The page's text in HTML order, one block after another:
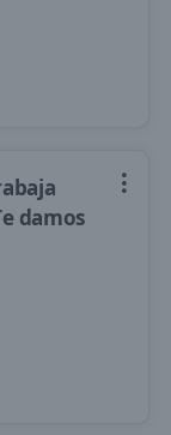
damos